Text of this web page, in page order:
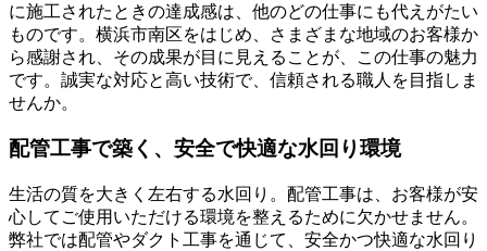
に施工されたときの達成感は、他のどの仕事にも代えがたい
ものです。横浜市南区をはじめ、さまざまな地域のお客様か
ら感謝され、その成果が目に見えることが、この仕事の魅力
です。誠実な対応と高い技術で、信頼される職人を目指しま
せんか。
配管工事で築く、安全で快適な水回り環境
生活の質を大きく左右する水回り。配管工事は、お客様が安
心してご使用いただける環境を整えるために欠かせません。
弊社では配管やダクト工事を通じて、安全かつ快適な水回り